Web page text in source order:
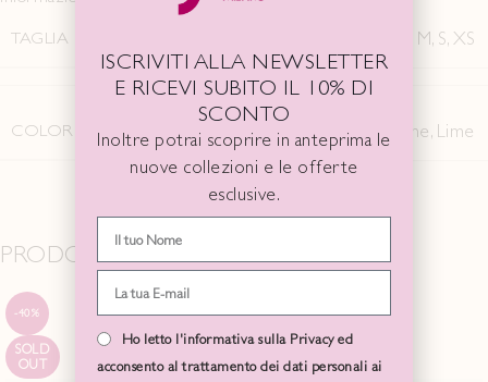
TAGLIA
M, S, XS
COLORE Lampone, Lime
PRODOTTI CORRELATI
-40%
SOLD
OUT
-40%
OUT
ISCRIVITI ALLA NEWSLETTER
E RICEVI SUBITO IL 10% DI
SCONTO
Inoltre potrai scoprire in anteprima le
nuove collezioni e le offerte
esclusive.
Ho letto l'informativa sulla Privacy ed
acconsento al trattamento dei dati personali ai